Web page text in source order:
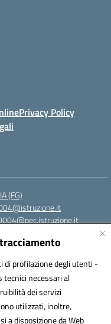
profilazione degli utenti -
tecnici necessari al
dei servizi
utilizzati, inoltre,
a disposizione da Web
Privacy Policy
(FG)
(IPA): istsc_fgps040004
Solution S.r.l.